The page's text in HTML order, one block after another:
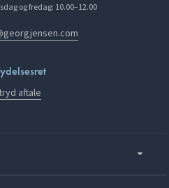
og fredag: 10.00–12.00
aftale